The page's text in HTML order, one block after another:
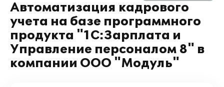
Автоматизация кадрового
учета на базе программного
продукта "1С:Зарплата и
Управление персоналом 8" в
компании ООО "Модуль"